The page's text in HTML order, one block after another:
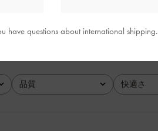
品質
全て 快適さ
全て
have questions about international shipping.